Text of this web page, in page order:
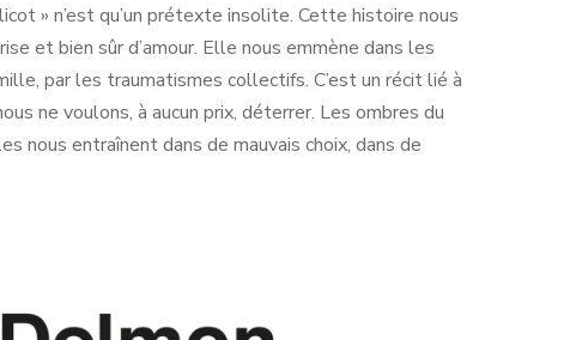
» n’est qu’un prétexte insolite. Cette histoire nous
et bien sûr d’amour. Elle nous emmène dans les
par les traumatismes collectifs. C’est un récit lié à
ne voulons, à aucun prix, déterrer. Les ombres du
nous entraînent dans de mauvais choix, dans de